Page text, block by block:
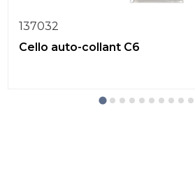
137032
Cello auto-collant C6